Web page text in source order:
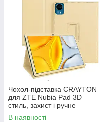
Чохол-підставка CRAYTON
для ZTE Nubia Pad 3D —
стиль, захист і ручне
збирання, колір Бежевий
В наявності